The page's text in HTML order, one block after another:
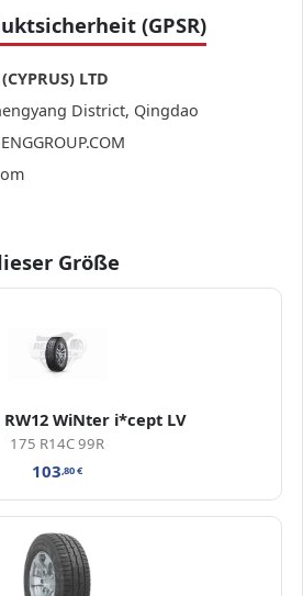
(GPSR)
LTD
District, Qingdao
Größe
WiNter i*cept LV
175 R14C 99R
103,80€